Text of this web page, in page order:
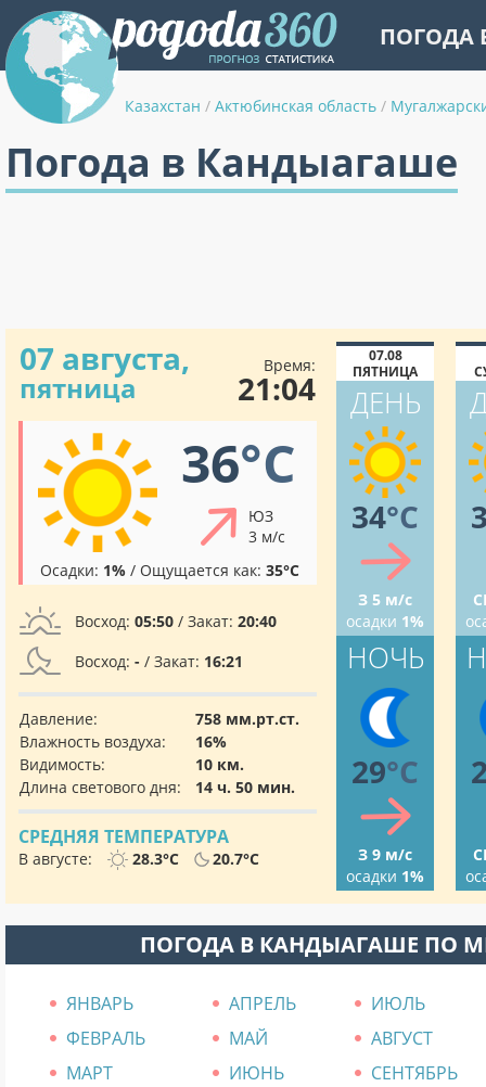
ПОГОДА
Казахстан / Актюбинская область /
Погода в Кандыагаше
07 августа,
пятница
Время:
21:04
36°C
ЮЗ
3 м/с
Осадки: 1% / Ощущается как: 35°C
Восход: 05:50 / Закат: 20:40
Восход: - / Закат: 16:21
Давление:
758 мм.рт.ст.
Влажность воздуха:
16%
Видимость:
10 км.
Длина светового дня:
14 ч. 50 мин.
СРЕДНЯЯ ТЕМПЕРАТУРА
В августе: 28.3°C 20.7°C
07.08
ПЯТНИЦА
ДЕНЬ
34°C
З 5 м/с
осадки 1%
НОЧЬ
29°C
З 9 м/с
осадки 1%
ПОГОДА В КАНДЫАГАШЕ ПО
ЯНВАРЬ АПРЕЛЬ
ИЮЛЬ
ФЕВРАЛЬ
МАЙ
АВГУСТ
МАРТ
ИЮНЬ СЕНТЯБРЬ